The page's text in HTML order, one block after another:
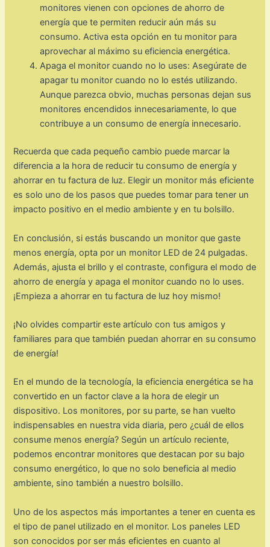
monitores vienen con opciones de ahorro de
energía que te permiten reducir aún más su
consumo. Activa esta opción en tu monitor para
aprovechar al máximo su eficiencia energética.
Apaga el monitor cuando no lo uses: Asegúrate de
apagar tu monitor cuando no lo estés utilizando.
Aunque parezca obvio, muchas personas dejan sus
monitores encendidos innecesariamente, lo que
contribuye a un consumo de energía innecesario.
Recuerda que cada pequeño cambio puede marcar la
diferencia a la hora de reducir tu consumo de energía y
ahorrar en tu factura de luz. Elegir un monitor más eficiente
es solo uno de los pasos que puedes tomar para tener un
impacto positivo en el medio ambiente y en tu bolsillo.
En conclusión, si estás buscando un monitor que gaste
menos energía, opta por un monitor LED de 24 pulgadas.
Además, ajusta el brillo y el contraste, configura el modo de
ahorro de energía y apaga el monitor cuando no lo uses.
¡Empieza a ahorrar en tu factura de luz hoy mismo!
¡No olvides compartir este artículo con tus amigos y
familiares para que también puedan ahorrar en su consumo
de energía!
En el mundo de la tecnología, la eficiencia energética se ha
convertido en un factor clave a la hora de elegir un
dispositivo. Los monitores, por su parte, se han vuelto
indispensables en nuestra vida diaria, pero ¿cuál de ellos
consume menos energía? Según un artículo reciente,
podemos encontrar monitores que destacan por su bajo
consumo energético, lo que no solo beneficia al medio
ambiente, sino también a nuestro bolsillo.
Uno de los aspectos más importantes a tener en cuenta es
el tipo de panel utilizado en el monitor. Los paneles LED
son conocidos por ser más eficientes en cuanto al